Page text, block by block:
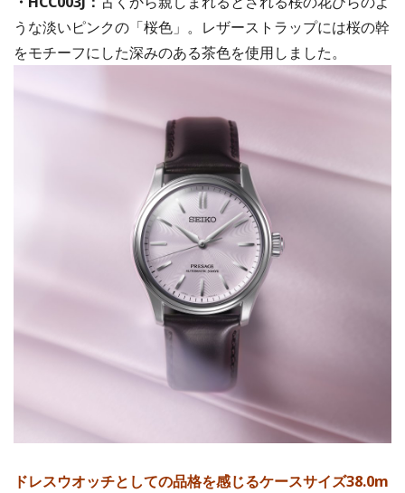
うな淡いピンクの「桜色」。レザーストラップには桜の幹
をモチーフにした深みのある茶色を使用しました。
ドレスウオッチとしての品格を感じるケースサイズ38.0m